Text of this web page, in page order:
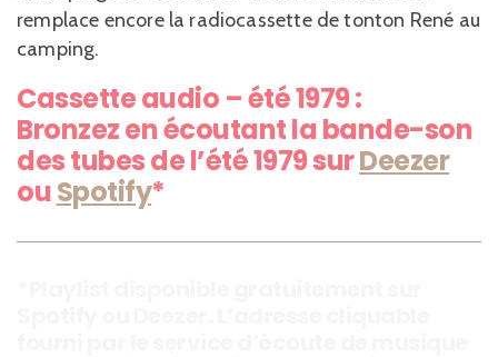
remplace encore la radiocassette de tonton René au
camping.
Cassette audio – été 1979 :
Bronzez en écoutant la bande-son
des tubes de l’été 1979 surDeezer
ouSpotify*